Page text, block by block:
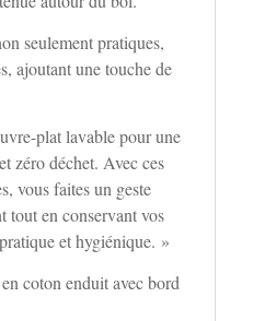
seulement pratiques,
ajoutant une touche de
plat lavable pour une
zéro déchet. Avec ces
vous faites un geste
tout en conservant vos
et hygiénique. »
coton enduit avec bord